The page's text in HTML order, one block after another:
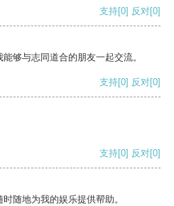
支持[0] 反对[0]
够与志同道合的朋友一起交流。
支持[0] 反对[0]
支持[0] 反对[0]
随地为我的娱乐提供帮助。